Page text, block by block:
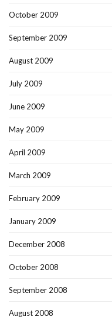
October 2009
September 2009
August 2009
July 2009
June 2009
May 2009
April 2009
March 2009
February 2009
January 2009
December 2008
October 2008
September 2008
August 2008